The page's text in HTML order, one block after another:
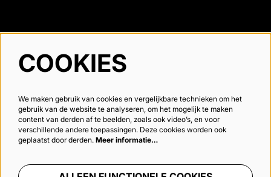
VOLG ONS
Meld je aan voor de nieuwsbrief
COOKIES
We maken gebruik van cookies en vergelijkbare technieken om het
gebruik van de website te analyseren, om het mogelijk te maken
content van derden af te beelden, zoals ook video’s, en voor
verschillende andere toepassingen. Deze cookies worden ook
geplaatst door derden. Meer informatie…